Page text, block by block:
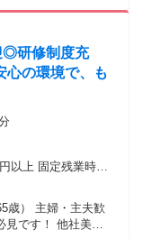
◎研修制度充
心の環境で、も
以上 固定残業時間
中 固定残業時間
円以上 固定
超過分別途支給。
歳） 主婦・主夫歓
見です！ 他社美容